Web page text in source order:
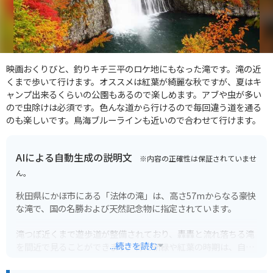
映画おくりびと、釣りキチ三平のロケ地にもなった滝です。滝の近
くまで歩いて行けます。オススメは紅葉が綺麗な秋ですが、夏はキ
ャンプ出来るくらいの公園もあるので楽しめます。アブや虫が多い
ので虫除けは必須です。色んな道から行けるので毎回違う道を通る
のも楽しいです。鳥海ブルーラインも近いので合わせて行けます。
AIによる自動生成の説明文 ※内容の正確性は保証されていませ
ん。
秋田県にかほ市にある「法体の滝」は、高さ57mからなる豪快
な滝で、国の名勝および天然記念物に指定されています。
滝つぼ近くまで遊歩道が整備されており、轟轟と流れ落ちる滝
を間近で見ることができます。特に新緑や紅葉の時期は、自然
...続きを読む